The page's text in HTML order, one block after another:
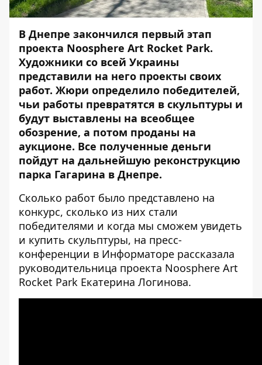
В Днепре закончился первый этап
проекта Noosphere Art Rocket Park.
Художники со всей Украины
представили на него проекты своих
работ. Жюри определило победителей,
чьи работы превратятся в скульптуры и
будут выставлены на всеобщее
обозрение, а потом проданы на
аукционе. Все полученные деньги
пойдут на дальнейшую реконструкцию
парка Гагарина в Днепре.
Сколько работ было представлено на
конкурс, сколько из них стали
победителями и когда мы сможем увидеть
и купить скульптуры, на пресс-
конференции в Информаторе рассказала
руководительница проекта Noosphere Art
Rocket Park Екатерина Логинова.